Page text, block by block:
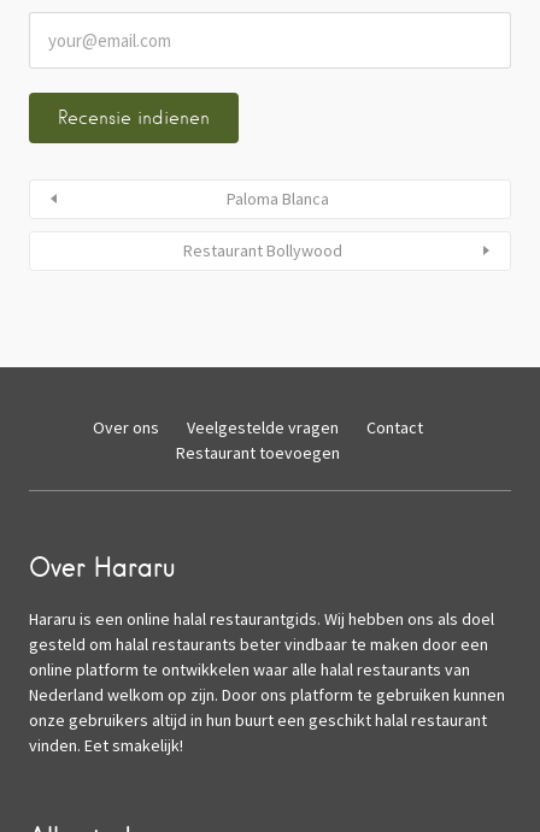
Paloma Blanca
Restaurant Bollywood
Over ons Veelgestelde vragen
Contact
Restaurant toevoegen
Over Hararu
Hararu is een online halal restaurantgids. Wij hebben ons als doel
gesteld om halal restaurants beter vindbaar te maken door een
online platform te ontwikkelen waar alle halal restaurants van
Nederland welkom op zijn. Door ons platform te gebruiken kunnen
onze gebruikers altijd in hun buurt een geschikt halal restaurant
vinden. Eet smakelijk!